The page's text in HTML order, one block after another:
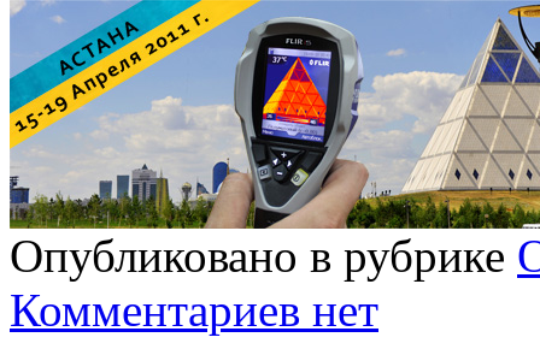
Опубликовано в рубрике
Комментариев нет